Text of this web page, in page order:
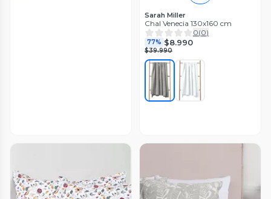
Sarah Miller
Chal Venecia 130x160 cm
0(0)
77% $8.990
$39.990